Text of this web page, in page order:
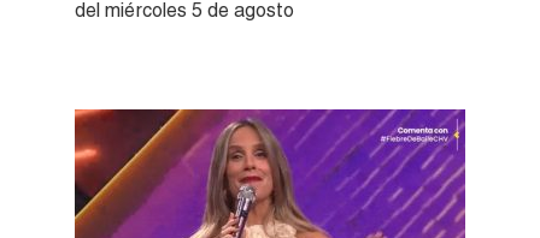
del miércoles 5 de agosto